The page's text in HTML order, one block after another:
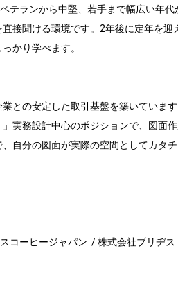
ランから中堅、若手まで幅広い年代
接聞ける環境です。2年後に定年を
かり学べます。
との安定した取引基盤を築いていま
実務設計中心のポジションで、図面
自分の図面が実際の空間としてカタ
コーヒージャパン  / 株式会社ブリヂ